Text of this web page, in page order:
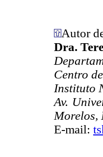
Autor
Dra.
Centro
Instituto
Av.
Morelos,
E-mail: